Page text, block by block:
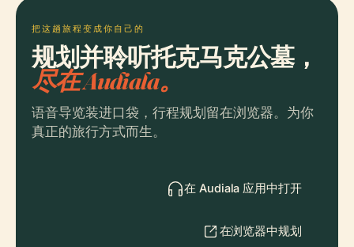
把这趟旅程变成你自己的
规划并聆听托克马克公墓，
尽在 Audiala。
语音导览装进口袋，行程规划留在浏览器。为你
真正的旅行方式而生。
在 Audiala 应用中打开
在浏览器中规划